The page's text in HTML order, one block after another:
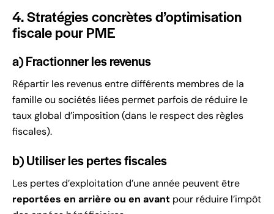
4. Stratégies concrètes d’optimisation
fiscale pour PME
a) Fractionner les revenus
Répartir les revenus entre différents membres de la
famille ou sociétés liées permet parfois de réduire le
taux global d’imposition (dans le respect des règles
fiscales).
b) Utiliser les pertes fiscales
Les pertes d’exploitation d’une année peuvent être
reportées en arrière ou en avant pour réduire l’impôt